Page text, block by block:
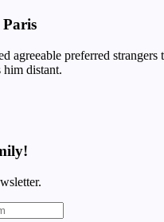
agreeable preferred
him distant.